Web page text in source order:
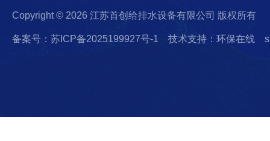
Copyright © 2026 江苏首创给排水设备有限公司 版权所有
备案号：苏ICP备2025199927号-1 技术支持：环保在线